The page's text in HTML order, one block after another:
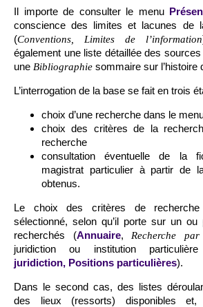
Il importe de consulter le menu
conscience des limites et lacunes de
(Conventions, Limites de l’information
également une liste détaillée des
une Bibliographie sommaire sur l’histoire
L’interrogation de la base se fait en trois
choix d’une recherche dans le
choix des critères de la
recherche
consultation éventuelle de la
magistrat particulier à partir de
obtenus.
Le choix des critères de
sélectionné, selon qu’il porte sur un ou
recherchés (Annuaire, Recherche
juridiction ou institution
juridiction, Positions particulières).
Dans le second cas, des listes
des lieux (ressorts) disponibles